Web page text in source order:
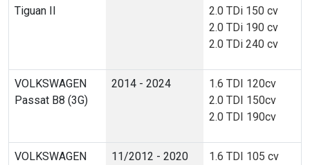
Tiguan II
2.0 TDi 150 cv
2.0 TDi 190 cv
2.0 TDi 240 cv
VOLKSWAGEN
Passat B8 (3G)
2014 - 2024
1.6 TDI 120cv
2.0 TDI 150cv
2.0 TDI 190cv
VOLKSWAGEN
11/2012 - 2020
1.6 TDI 105 cv